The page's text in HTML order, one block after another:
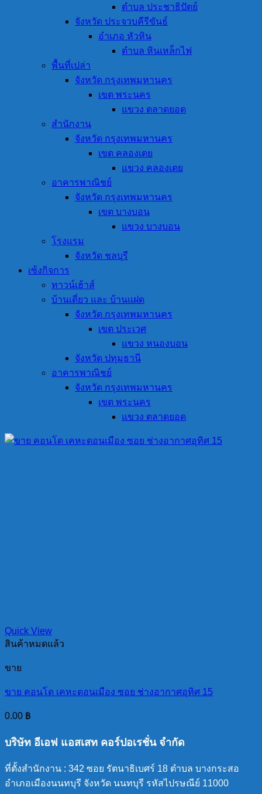
ตำบล ประชาธิปัตย์
จังหวัด ประจวบคีรีขันธ์
อำเภอ หัวหิน
ตำบล หินเหล็กไฟ
พื้นที่เปล่า
จังหวัด กรุงเทพมหานคร
เขต พระนคร
แขวง ตลาดยอด
สำนักงาน
จังหวัด กรุงเทพมหานคร
เขต คลองเตย
แขวง คลองเตย
อาคารพาณิชย์
จังหวัด กรุงเทพมหานคร
เขต บางบอน
แขวง บางบอน
โรงแรม
จังหวัด ชลบุรี
เซ้งกิจการ
ทาวน์เฮ้าส์
บ้านเดี่ยว และ บ้านแฝด
จังหวัด กรุงเทพมหานคร
เขต ประเวศ
แขวง หนองบอน
จังหวัด ปทุมธานี
อาคารพาณิชย์
จังหวัด กรุงเทพมหานคร
เขต พระนคร
แขวง ตลาดยอด
Quick View
สินค้าหมดแล้ว
ขาย
ขาย คอนโด เคหะดอนเมือง ซอย ช่างอากาศอุทิศ 15
0.00 ฿
บริษัท อีเอฟ แอสเสท คอร์ปอเรชั่น จำกัด
ที่ตั้งสำนักงาน : 342 ซอย รัตนาธิเบศร์ 18 ตำบล บางกระสอ
อำเภอเมืองนนทบุรี จังหวัด นนทบุรี รหัสไปรษณีย์ 11000